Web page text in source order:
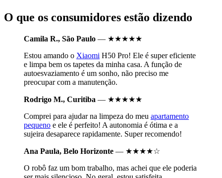
O que os consumidores estão dizendo
Camila R., São Paulo — ★★★★★
Estou amando o Xiaomi H50 Pro! Ele é super eficiente
e limpa bem os tapetes da minha casa. A função de
autoesvaziamento é um sonho, não preciso me
preocupar com a manutenção.
Rodrigo M., Curitiba — ★★★★★
Comprei para ajudar na limpeza do meu apartamento
pequeno e ele é perfeito! A autonomia é ótima e a
sujeira desaparece rapidamente. Super recomendo!
Ana Paula, Belo Horizonte — ★★★★☆
O robô faz um bom trabalho, mas achei que ele poderia